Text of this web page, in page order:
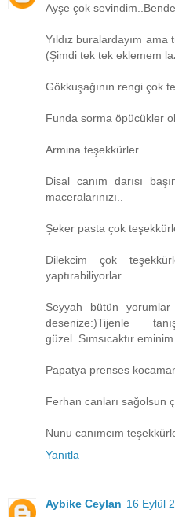
Ayşe çok
Yıldız buralardayım
(Şimdi tek tek eklemem
Gökkuşağının rengi çok
Funda sorma öpücükler
Armina teşekkürler..
Disal canım darısı
maceralarınızı..
Şeker pasta çok
Dilekcim çok
yaptırabiliyorlar..
Seyyah bütün
desenize:)Tijenle
güzel..Sımsıcaktır
Papatya prenses
Ferhan canları sağolsun
Nunu canımcım
Yanıtla
Aybike Ceylan 16 Eylül